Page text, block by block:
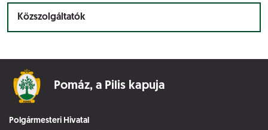
Közszolgáltatók
Pomáz, a Pilis kapuja
Polgármesteri Hivatal